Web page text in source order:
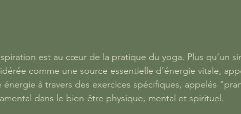
est au cœur de la pratique du yoga. Plus qu’un
comme une source essentielle d’énergie vitale,
énergie à travers des exercices spécifiques, appelés
dans le bien-être physique, mental et spirituel.